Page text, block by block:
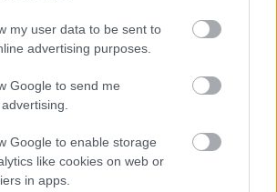
my user data to be sent to
advertising purposes.
Google to send me
Google to enable storage
like cookies on web or
in apps.